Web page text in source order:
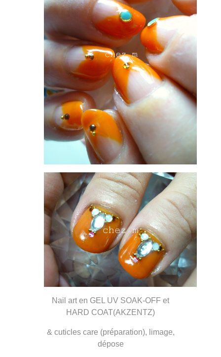
Nail art en GEL UV SOAK-OFF et
HARD COAT(AKZENTZ)
& cuticles care (préparation), limage,
dépose